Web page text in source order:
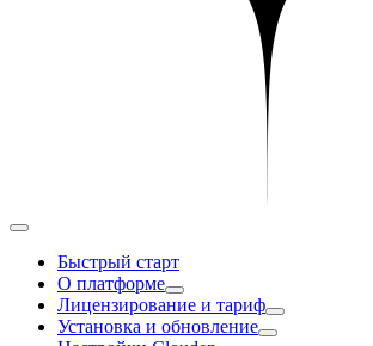
Быстрый старт
О платформе
Лицензирование и тариф
Установка и обновление